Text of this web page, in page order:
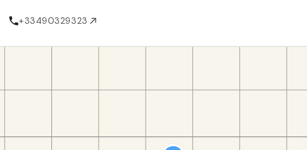
+33490329323